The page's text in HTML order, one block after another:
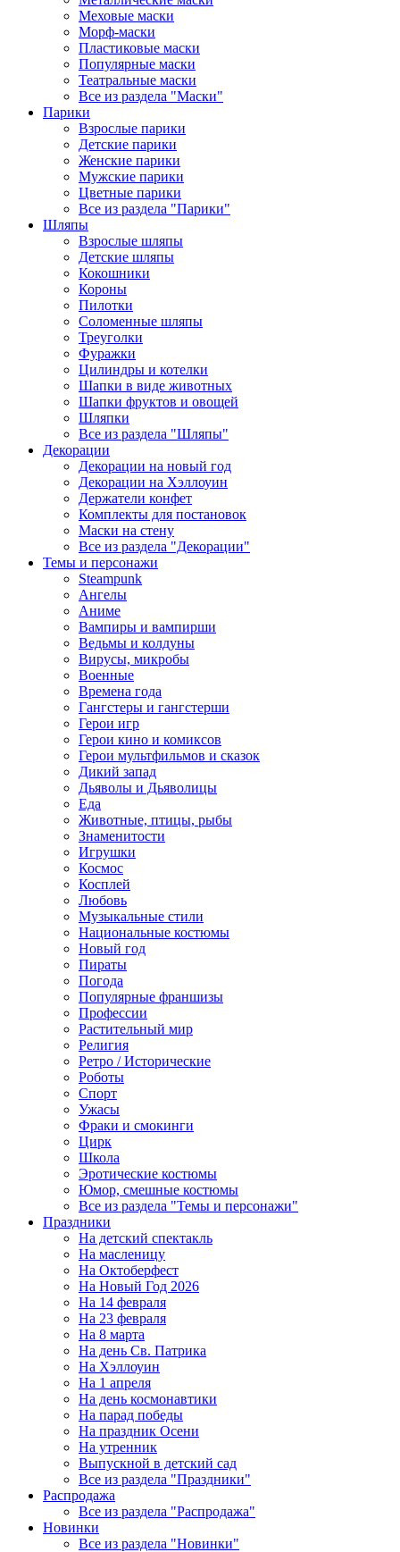
Меховые маски
Морф-маски
Пластиковые маски
Популярные маски
Театральные маски
Все из раздела "Маски"
Парики
Взрослые парики
Детские парики
Женские парики
Мужские парики
Цветные парики
Все из раздела "Парики"
Шляпы
Взрослые шляпы
Детские шляпы
Кокошники
Короны
Пилотки
Соломенные шляпы
Треуголки
Фуражки
Цилиндры и котелки
Шапки в виде животных
Шапки фруктов и овощей
Шляпки
Все из раздела "Шляпы"
Декорации
Декорации на новый год
Декорации на Хэллоуин
Держатели конфет
Комплекты для постановок
Маски на стену
Все из раздела "Декорации"
Темы и персонажи
Steampunk
Ангелы
Аниме
Вампиры и вампирши
Ведьмы и колдуны
Вирусы, микробы
Военные
Времена года
Гангстеры и гангстерши
Герои игр
Герои кино и комиксов
Герои мультфильмов и сказок
Дикий запад
Дьяволы и Дьяволицы
Еда
Животные, птицы, рыбы
Знаменитости
Игрушки
Космос
Косплей
Любовь
Музыкальные стили
Национальные костюмы
Новый год
Пираты
Погода
Популярные франшизы
Профессии
Растительный мир
Религия
Ретро / Исторические
Роботы
Спорт
Ужасы
Фраки и смокинги
Цирк
Школа
Эротические костюмы
Юмор, смешные костюмы
Все из раздела "Темы и персонажи"
Праздники
На детский спектакль
На масленицу
На Октоберфест
На Новый Год 2026
На 14 февраля
На 23 февраля
На 8 марта
На день Св. Патрика
На Хэллоуин
На 1 апреля
На день космонавтики
На парад победы
На праздник Осени
На утренник
Выпускной в детский сад
Все из раздела "Праздники"
Распродажа
Все из раздела "Распродажа"
Новинки
Все из раздела "Новинки"